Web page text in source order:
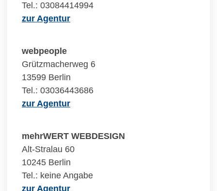
Tel.: 03084414994
zur Agentur
webpeople
Grützmacherweg 6
13599 Berlin
Tel.: 03036443686
zur Agentur
mehrWERT WEBDESIGN
Alt-Stralau 60
10245 Berlin
Tel.: keine Angabe
zur Agentur